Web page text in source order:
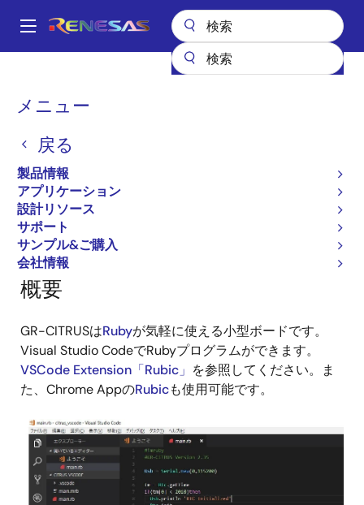
ン
Main
メニュー
戻る
製品情報
アプリケーション
設計リソース
サポート
サンプル&ご購入
会社情報
パ
く
ず
ガジェットルネサス
ガジェットルネサス
GR-CITRUS
ページセクションへ移動：
概要
GR-CITRUSはRubyが気軽に使える小型ボードです。
Visual Studio CodeでRubyプログラムができます。
VSCode Extension「Rubic」 を参照してください。ま
た、Chrome AppのRubicも使用可能です。